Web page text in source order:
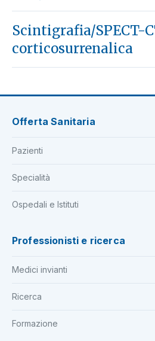
Scintigrafia/SPECT-
corticosurrenalica
Offerta Sanitaria
Pazienti
Specialità
Ospedali e Istituti
Professionisti e ricerca
Medici invianti
Ricerca
Formazione